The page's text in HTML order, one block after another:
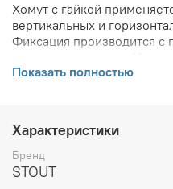
Хомут с гайкой
вертикальных и
Фиксация производится
для газовых линий, в
характеристики,
габаритах, внешнем виде и
и основываются на
Показать полностью
Характеристики
Бренд
STOUT